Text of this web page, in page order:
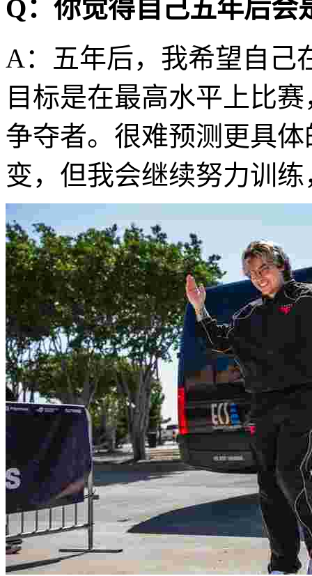
Q：你觉得自己五年后会
A：五年后，我希望自己
目标是在最高水平上比
争夺者。很难预测更具
变，但我会继续努力训